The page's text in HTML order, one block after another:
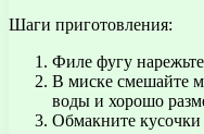
Шаги приготовления:
Филе фугу
В миске смешайте
воды и хорошо
Обмакните кусочки